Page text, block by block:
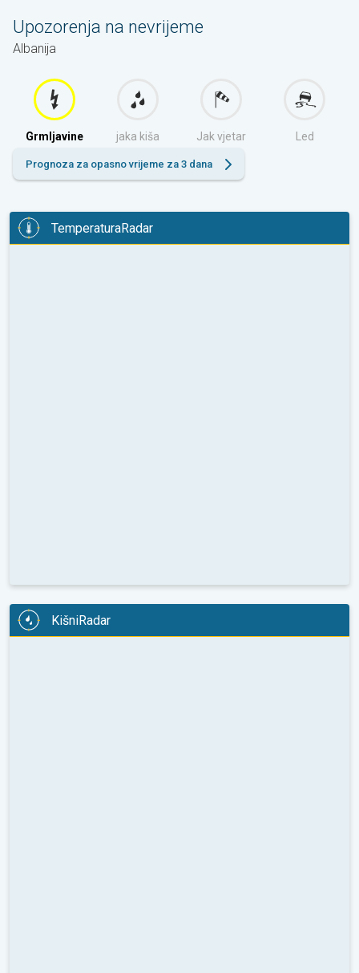
Upozorenja na nevrijeme
Albanija
Grmljavine jaka kiša Jak vjetar Led
Prognoza za opasno vrijeme za 3 dana
TemperaturaRadar
KišniRadar